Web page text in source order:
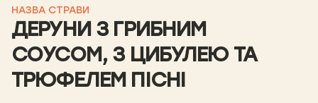
НАЗВА СТРАВИ
ДЕРУНИ З ГРИБНИМ
СОУСОМ, З ЦИБУЛЕЮ ТА
ТРЮФЕЛЕМ ПІСНІ